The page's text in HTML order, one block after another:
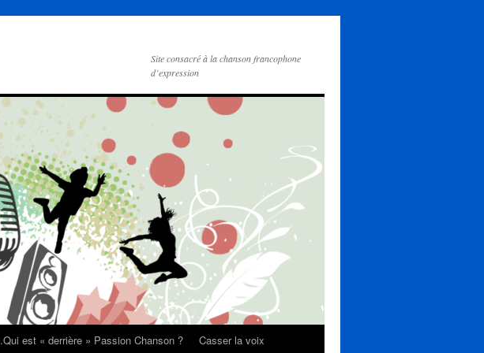
Site consacré à la chanson francophone
d’expression
.Qui est « derrière » Passion Chanson ?
Casser la voix